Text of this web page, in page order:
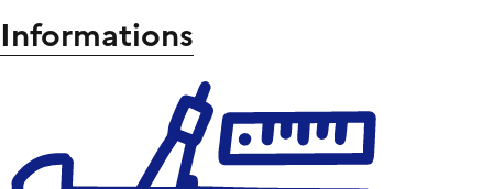
Informations